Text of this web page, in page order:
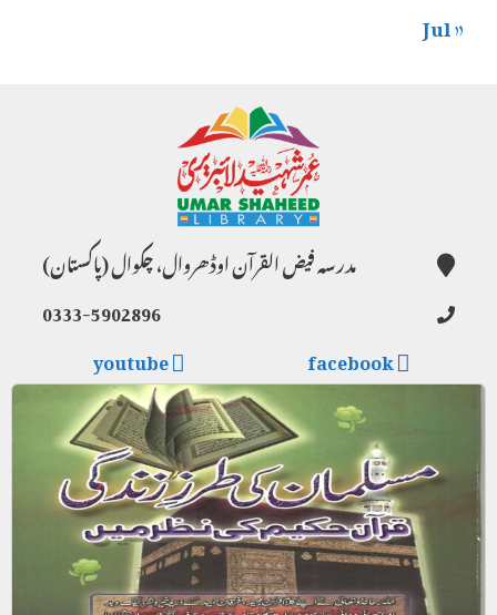
« Jul
مدرسہ فیض القرآن اوڈھروال، چکوال (پاکستان)
0333-5902896
facebook
youtube